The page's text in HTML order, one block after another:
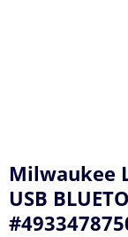
Milwaukee
USB